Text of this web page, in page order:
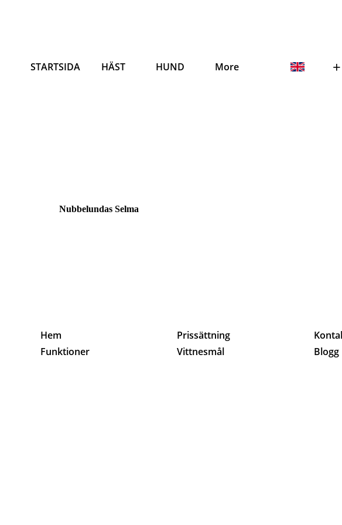
STARTSIDA HÄST HUND More
Nubbelundas Selma
Hem
Funktioner
Prissättning
Vittnesmål
Blogg